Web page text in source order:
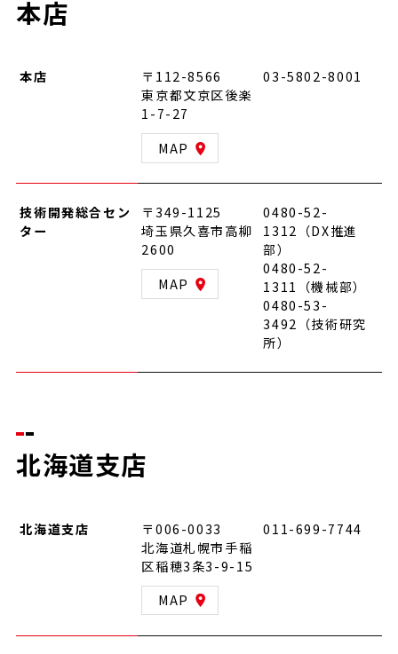
本店
本店
〒112-8566
東京都文京区後楽
1-7-27
MAP
03-5802-8001
技術開発総合セン
ター
〒349-1125
埼玉県久喜市高柳
2600
MAP
0480-52-
1312（DX推進
部）
0480-52-
1311（機械部）
0480-53-
3492（技術研究
所）
北海道支店
北海道支店
〒006-0033
北海道札幌市手稲
区稲穂3条3-9-15
MAP
011-699-7744